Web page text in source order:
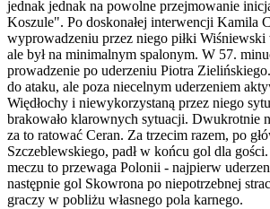
jednak jednak na powolne przejmowanie
Koszule". Po doskonałej interwencji Kamila
wyprowadzeniu przez niego piłki Wiśniewski
ale był na minimalnym spalonym. W 57.
prowadzenie po uderzeniu Piotra
do ataku, ale poza niecelnym uderzeniem
Więdłochy i niewykorzystaną przez niego
brakowało klarownych sytuacji. Dwukrotnie
za to ratować Ceran. Za trzecim razem, po
Szczeblewskiego, padł w końcu gol dla
meczu to przewaga Polonii - najpierw
następnie gol Skowrona po niepotrzebnej
graczy w pobliżu własnego pola karnego.